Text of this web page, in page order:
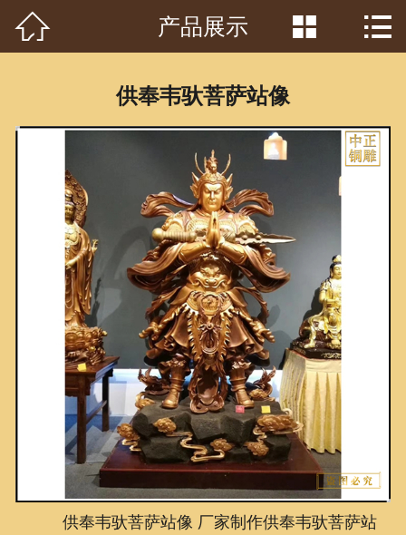
首页
产品中心
客户见证
常识问答
新闻资讯
荣誉资质
泥塑鉴赏
联系我们
 产品展示  
供奉韦驮菩萨站像
供奉韦驮菩萨站像 厂家制作供奉韦驮菩萨站